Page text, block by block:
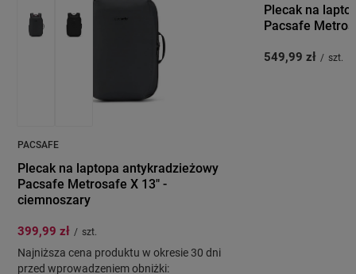
PACSAFE
Plecak na laptopa antykradzieżowy
Pacsafe Metrosafe X 13" -
ciemnoszary
399,99 zł / szt.
Najniższa cena produktu w okresie 30 dni
przed wprowadzeniem obniżki:
Plecak na
Pacsafe
549,99 zł / szt.